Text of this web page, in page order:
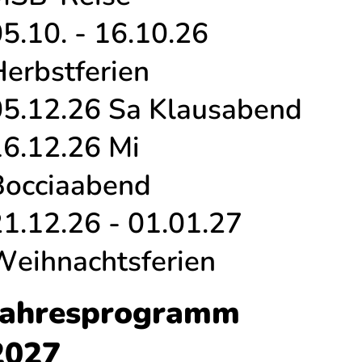
- 16.10.26
Sa Klausabend
Mi
- 01.01.27